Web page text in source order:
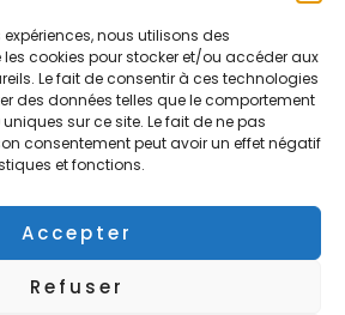
expériences, nous utilisons des
cookies pour stocker et/ou accéder aux
Le fait de consentir à ces technologies
des données telles que le comportement
sur ce site. Le fait de ne pas
consentement peut avoir un effet négatif
et fonctions.
Accepter
Refuser
Pâques – Intercession